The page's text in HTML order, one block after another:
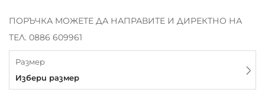
ПОРЪЧКА МОЖЕТЕ ДА НАПРАВИТЕ И ДИРЕКТНО НА
ТЕЛ. 0886 609961
Размер
Избери размер